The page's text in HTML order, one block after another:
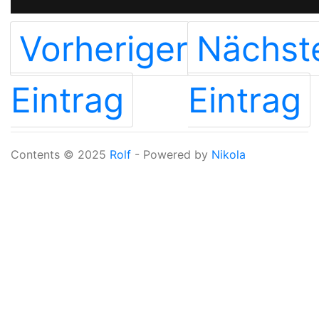
Vorheriger
Eintrag
Eintrag
Contents © 2025 Rolf - Powered by Nikola